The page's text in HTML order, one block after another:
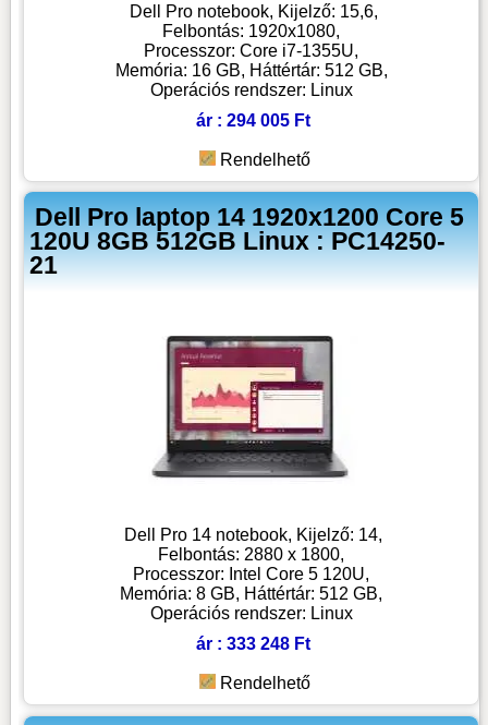
Dell Pro notebook, Kijelző: 15,6,
Felbontás: 1920x1080,
Processzor: Core i7-1355U,
Memória: 16 GB, Háttértár: 512 GB,
Operációs rendszer: Linux
ár : 294 005 Ft
Rendelhető
Dell Pro laptop 14 1920x1200 Core 5
120U 8GB 512GB Linux : PC14250-
21
Dell Pro 14 notebook, Kijelző: 14,
Felbontás: 2880 x 1800,
Processzor: Intel Core 5 120U,
Memória: 8 GB, Háttértár: 512 GB,
Operációs rendszer: Linux
ár : 333 248 Ft
Rendelhető